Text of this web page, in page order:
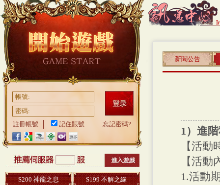
帳號:
密碼:
註冊帳號
記住賬號 忘記密碼?
S200 神龍之息 S199 不解之緣
新聞公告
1）進
【活動
【活動
1.活動